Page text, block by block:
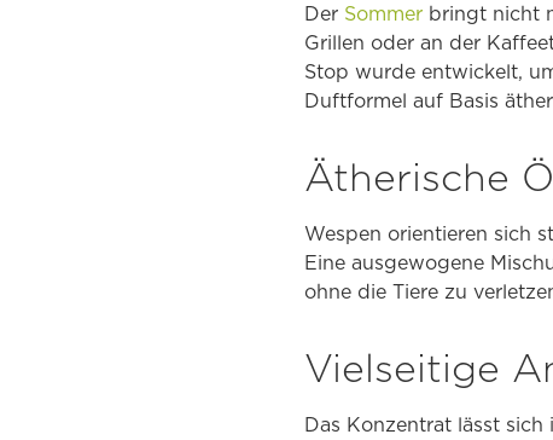
Der Sommer bringt nicht
Grillen oder an der
Stop wurde entwickelt,
Duftformel auf Basis
Ätherische
Wespen orientieren sich
Eine ausgewogene
ohne die Tiere zu
Vielseitige
Das Konzentrat lässt